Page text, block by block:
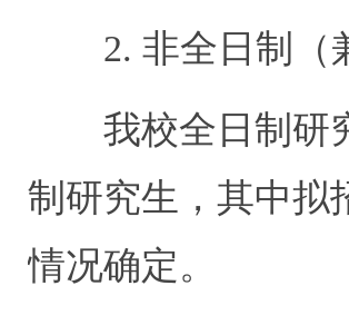
2. 非全日制（
我校全日制研
制研究生，其中拟
情况确定。